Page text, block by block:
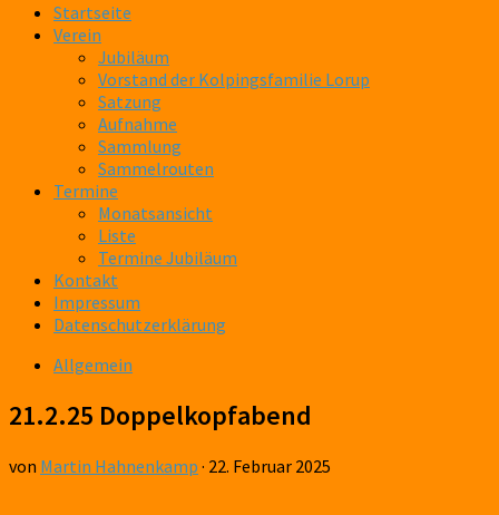
Startseite
Verein
Jubiläum
Vorstand der Kolpingsfamilie Lorup
Satzung
Aufnahme
Sammlung
Sammelrouten
Termine
Monatsansicht
Liste
Termine Jubiläum
Kontakt
Impressum
Datenschutzerklärung
Allgemein
21.2.25 Doppelkopfabend
von Martin Hahnenkamp · 22. Februar 2025